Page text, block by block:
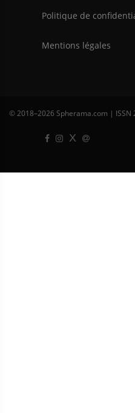
Politique de
Mentions légales
© 2018–2026 Spherama.com |
X